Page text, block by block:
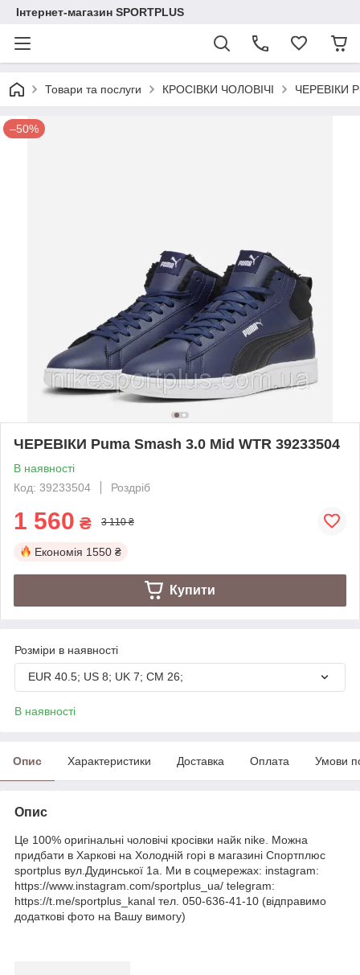
Інтернет-магазин SPORTPLUS
Товари та послуги КРОСІВКИ ЧОЛОВІЧІ ЧЕРЕВІКИ
–50%
ЧЕРЕВІКИ Puma Smash 3.0 Mid WTR 39233504
В наявності
Код: 39233504
Роздріб
1 560 ₴ 3 110 ₴
Економія 1550 ₴
Купити
Розміри в наявності
EUR 40.5; US 8; UK 7; CM 26;
В наявності
Опис Характеристики Доставка Оплата Умови
Опис
Це 100% оригінальні чоловічі кросівки найк nike. Можна
придбати в Харкові на Холодній горі в магазині Спортплюс
sportplus вул.Дудинської 1а. Ми в соцмережах: instagram:
https://www.instagram.com/sportplus_ua/ telegram:
https://t.me/sportplus_kanal тел. 050-636-41-10 (відправимо
додаткові фото на Вашу вимогу)